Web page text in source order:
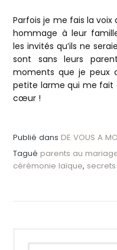
Parfois je me fais la
hommage à leur
les invités qu’ils ne
sont sans leurs
moments que je peux
petite larme qui me fait
cœur !
Publié dansDE VOUS A
Taguéparents au
cérémonie laïque,